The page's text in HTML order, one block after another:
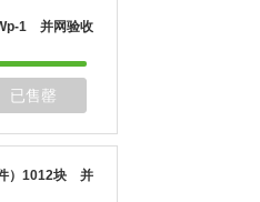
1 并网验收
已售罄
）1012块 并